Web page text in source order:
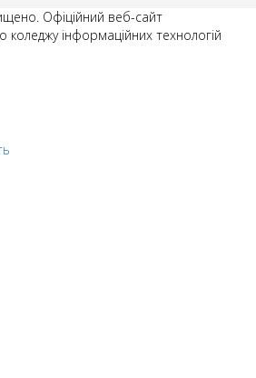
Офіційний веб-сайт
коледжу інформаційних технологій